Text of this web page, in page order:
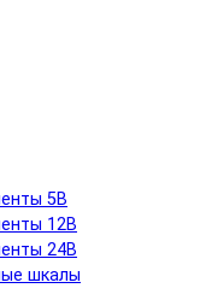
5В
12В
24В
шкалы